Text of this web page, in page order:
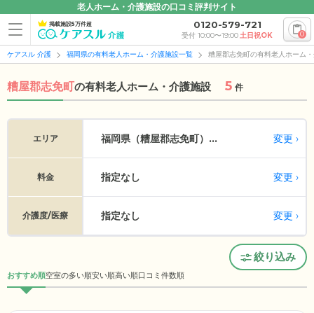
老人ホーム・介護施設の口コミ評判サイト
掲載施設5万件超 0120-579-721
受付 10:00〜19:00土日祝OK 0
ケアスル 介護 福岡県の有料老人ホーム・介護施設一覧 糟屋郡志免町の有料老人ホーム
糟屋郡志免町の有料老人ホーム・介護施設 5 件
エリア 福岡県（糟屋郡志免町）... 変更
料金 指定なし 変更
介護度/医療 指定なし 変更
絞り込み
おすすめ順空室の多い順安い順高い順口コミ件数順